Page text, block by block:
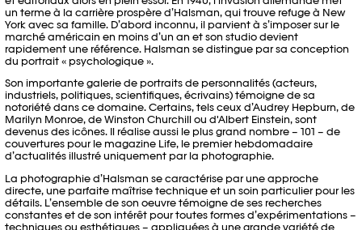
un terme à la carrière prospère d’Halsman, qui trouve refuge à New
York avec sa famille. D’abord inconnu, il parvient à s’imposer sur le
marché américain en moins d’un an et son studio devient
rapidement une référence. Halsman se distingue par sa conception
du portrait « psychologique ».
Son importante galerie de portraits de personnalités (acteurs,
industriels, politiques, scientifiques, écrivains) témoigne de sa
notoriété dans ce domaine. Certains, tels ceux d’Audrey Hepburn, de
Marilyn Monroe, de Winston Churchill ou d'Albert Einstein, sont
devenus des icônes. Il réalise aussi le plus grand nombre – 101 – de
couvertures pour le magazine Life, le premier hebdomadaire
d’actualités illustré uniquement par la photographie.
La photographie d’Halsman se caractérise par une approche
directe, une parfaite maîtrise technique et un soin particulier pour les
détails. L’ensemble de son oeuvre témoigne de ses recherches
constantes et de son intérêt pour toutes formes d’expérimentations –
techniques ou esthétiques – appliquées à une grande variété de